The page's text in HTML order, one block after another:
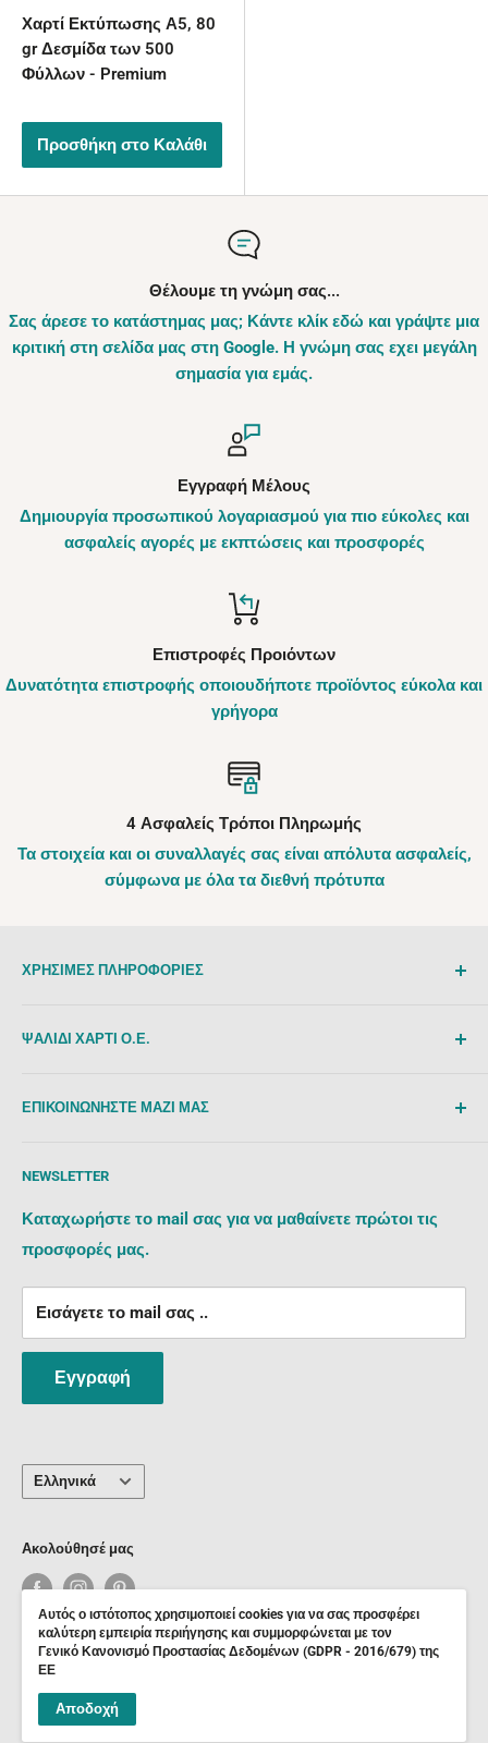
την
έκπτωση
Χαρτί Εκτύπωσης Α5, 80
gr Δεσμίδα των 500
Φύλλων - Premium
Προσθήκη στο Καλάθι
Θέλουμε τη γνώμη σας...
Σας άρεσε το κατάστημας μας; Κάντε κλίκ εδώ και γράψτε μια
κριτική στη σελίδα μας στη Google. Η γνώμη σας εχει μεγάλη
σημασία για εμάς.
Εγγραφή Μέλους
Δημιουργία προσωπικού λογαριασμού για πιο εύκολες και
ασφαλείς αγορές με εκπτώσεις και προσφορές
Επιστροφές Προιόντων
Δυνατότητα επιστροφής οποιουδήποτε προϊόντος εύκολα και
γρήγορα
4 Ασφαλείς Τρόποι Πληρωμής
Τα στοιχεία και οι συναλλαγές σας είναι απόλυτα ασφαλείς,
σύμφωνα με όλα τα διεθνή πρότυπα
ΧΡΗΣΙΜΕΣ ΠΛΗΡΟΦΟΡΙΕΣ
Τρόποι Πληρωμής
Επιστροφές Προιόντων
Ασφάλεια Συναλλαγών
Terms of Service
Refund policy
ΨΑΛΙΔΙ ΧΑΡΤΙ Ο.Ε.
info@psalidixarti.gr
ΕΠΙΚΟΙΝΩΝΗΣΤΕ ΜΑΖΙ ΜΑΣ
Φιλίππου 30, Τ.Κ.661 00, Δράμα
25210 37550
6909 133033 + Viber
6974 437223 + Viber
NEWSLETTER
Καταχωρήστε το mail σας για να μαθαίνετε πρώτοι τις
προσφορές μας.
Εισάγετε το mail σας ..
Εγγραφή
Γλώσσα
Ελληνικά
Ακολούθησέ μας
© 2026 Psalidixarti.gr
Copyright 2021 Ψαλίδι Χαρτί Ο.Ε- Με την επιφύλαξη παντός
νομίμου δικαιώματος.
Αυτός ο ιστότοπος χρησιμοποιεί cookies για να σας προσφέρει
καλύτερη εμπειρία περιήγησης και συμμορφώνεται με τον
Γενικό Κανονισμό Προστασίας Δεδομένων (GDPR - 2016/679) της
ΕΕ
Αποδοχή